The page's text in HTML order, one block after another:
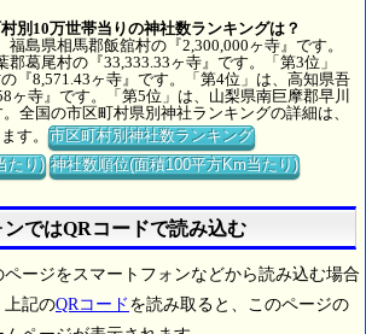
別10万世帯当りの神社数ランキングは？
福島県相馬郡飯舘村の『2,300,000ヶ寺』です。
郡葛尾村の『33,333.33ヶ寺』です。「第3位」
『8,571.43ヶ寺』です。「第4位」は、高知県吾
ヶ寺』です。「第5位」は、山梨県南巨摩郡早川
全国の市区町村県別神社ランキングの詳細は、
す。市区町村別神社数ランキング
たり) 神社数順位(面積100平方Km当たり)
ンではQRコードで読み込む
ページをスマートフォンなどから読み込む場合
上記のQRコード を読み取ると、このページの